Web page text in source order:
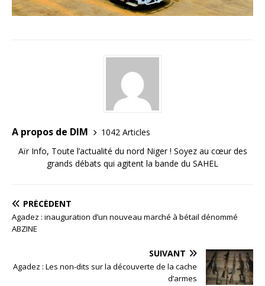
A propos de DIM
1042 Articles
Aïr Info, Toute l’actualité du nord Niger ! Soyez au cœur des
grands débats qui agitent la bande du SAHEL
PRÉCÉDENT
Agadez : inauguration d’un nouveau marché à bétail dénommé
ABZINE
SUIVANT
Agadez : Les non-dits sur la découverte de la cache
d’armes